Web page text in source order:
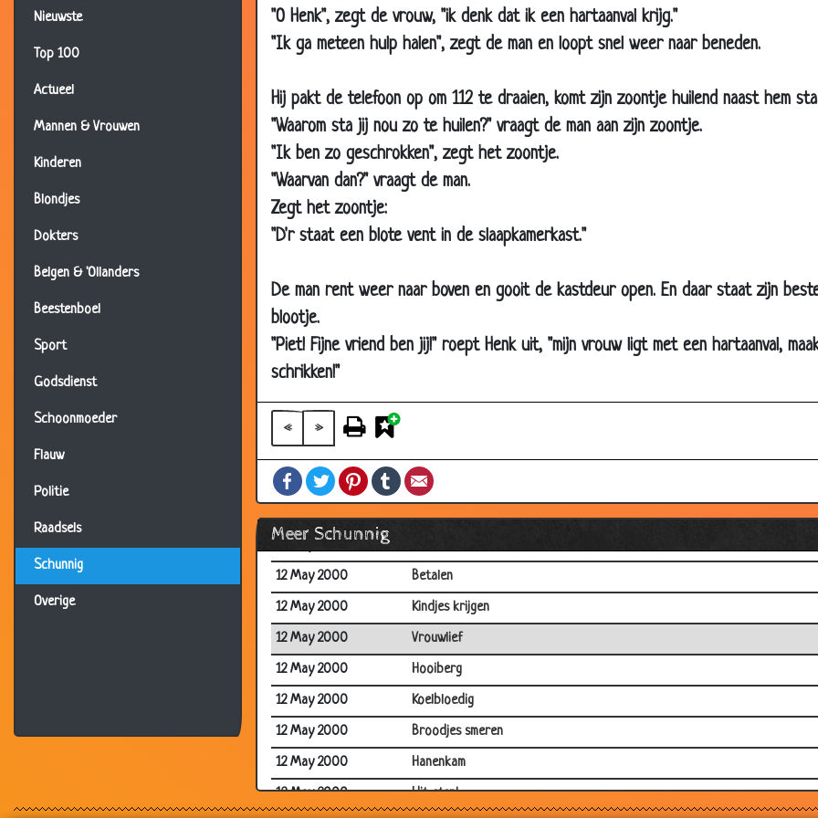
Nieuwste
Top 100
Actueel
Mannen & Vrouwen
Kinderen
Blondjes
Dokters
Belgen & 'Ollanders
Beestenboel
Sport
Godsdienst
Schoonmoeder
Flauw
Politie
Raadsels
Schunnig
Overige
"O Henk", zegt de vrouw, "ik denk dat ik een hartaanval krijg."
"Ik ga meteen hulp halen", zegt de man en loopt snel weer naar beneden.
Hij pakt de telefoon op om 112 te draaien, komt zijn zoontje huilend naast hem
"Waarom sta jij nou zo te huilen?" vraagt de man aan zijn zoontje.
"Ik ben zo geschrokken", zegt het zoontje.
"Waarvan dan?" vraagt de man.
Zegt het zoontje:
"D'r staat een blote vent in de slaapkamerkast."
De man rent weer naar boven en gooit de kastdeur open. En daar staat zijn
blootje.
"Piet! Fijne vriend ben jij!" roept Henk uit, "mijn vrouw ligt met een hartaanval,
schrikken!"
« »
FacebookTwitterPinterestTumblr
Meer Schunnig
05 Oct 2001
Haarlak
02 Oct 2001
Naar de hemel
05 Sep 2001
De pil
02 Sep 2001
Hoe moet ons kindje heten?
12 Aug 2001
Champagne
10 Aug 2001
31 Jul 2001
Ochtendhumeur
20 Jul 2001
Beffende kikker
19 Jul 2001
12 May 2000
De sexuoloog
12 May 2000
12 May 2000
De bus
12 May 2000
Muf muf
12 May 2000
Betalen
12 May 2000
Kindjes krijgen
12 May 2000
Vrouwlief
12 May 2000
Hooiberg
12 May 2000
Koelbloedig
12 May 2000
Broodjes smeren
12 May 2000
Hanenkam
12 May 2000
Uit eten!